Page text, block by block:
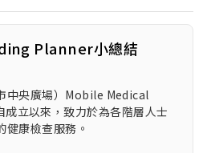
Planner小總結
中央廣場）Mobile Medical
立以來，致力於為各階層人士
健康檢查服務。